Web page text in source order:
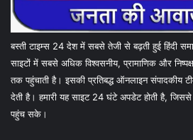
बस्ती टाइम्स 24 देश में सबसे तेजी से बढ़ती हुई हिंदी
साइटों में सबसे अधिक विश्वसनीय, प्रामाणिक और
तक पहुंचाती है। इसकी प्रतिबद्ध ऑनलाइन संपादकीय
देती है। हमारी यह साइट 24 घंटे अपडेट होती है,
पहुंच सके।